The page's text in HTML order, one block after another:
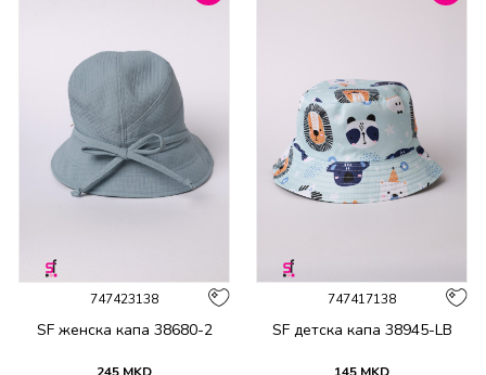
747423138
SF женска капа 38680-2
747417138
SF детска капа 38945-LB